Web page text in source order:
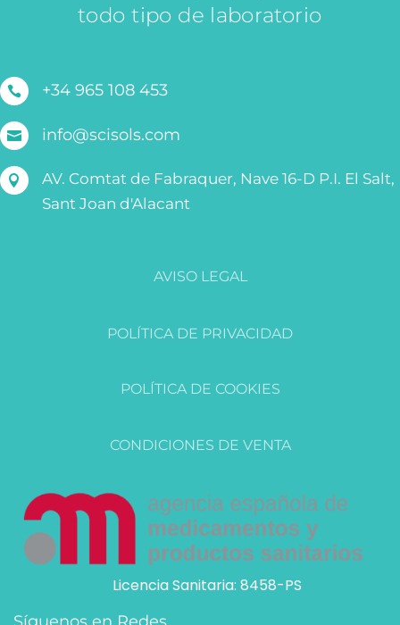
todo tipo de laboratorio
 +34 965 108 453
 info@scisols.com

AV. Comtat de Fabraquer, Nave 16-D P.I. El Salt,
Sant Joan d'Alacant
AVISO LEGAL
POLÍTICA DE PRIVACIDAD
POLÍTICA DE COOKIES
CONDICIONES DE VENTA
Licencia Sanitaria: 8458-PS